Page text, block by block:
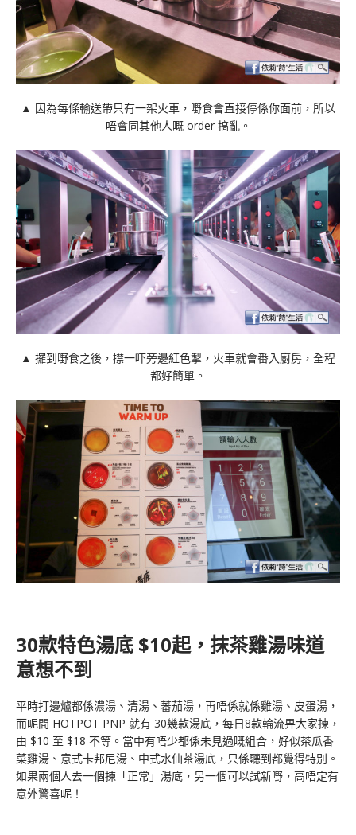
▲ 因為每條輸送帶只有一架火車，嘢食會直接停係你面前，所以
唔會同其他人嘅 order 搞亂。
▲ 攞到嘢食之後，㩒一吓旁邊紅色掣，火車就會番入廚房，全程
都好簡單。
30款特色湯底 $10起，抹茶雞湯味道
意想不到
平時打邊爐都係濃湯、清湯、蕃茄湯，再唔係就係雞湯、皮蛋湯，
而呢間 HOTPOT PNP 就有 30幾款湯底，每日8款輪流畀大家揀，
由 $10 至 $18 不等。當中有唔少都係未見過嘅組合，好似茶瓜香
菜雞湯、意式卡邦尼湯、中式水仙茶湯底，只係聽到都覺得特別。
如果兩個人去一個揀「正常」湯底，另一個可以試新嘢，高唔定有
意外驚喜呢！